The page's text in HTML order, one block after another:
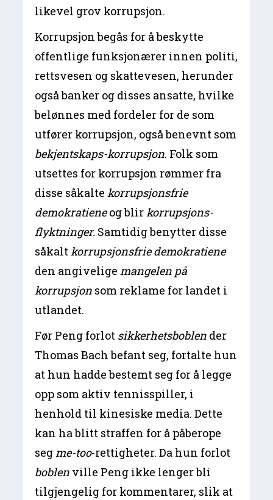
likevel grov korrupsjon.
Korrupsjon begås for å beskytte
offentlige funksjonærer innen politi,
rettsvesen og skattevesen, herunder
også banker og disses ansatte, hvilke
belønnes med fordeler for de som
utfører korrupsjon, også benevnt som
bekjentskaps-korrupsjon. Folk som
utsettes for korrupsjon rømmer fra
disse såkaltekorrupsjonsfrie
demokratieneog blirkorrupsjons-
flyktninger. Samtidig benytter disse
såkaltkorrupsjonsfrie demokratiene
den angiveligemangelen på
korrupsjon som reklame for landet i
utlandet.
Før Peng forlot sikkerhetsboblen der
Thomas Bach befant seg, fortalte hun
at hun hadde bestemt seg for å legge
opp som aktiv tennisspiller, i
henhold til kinesiske media. Dette
kan ha blitt straffen for å påberope
segme-too-rettigheter. Da hun forlot
boblen ville Peng ikke lenger bli
tilgjengelig for kommentarer, slik at